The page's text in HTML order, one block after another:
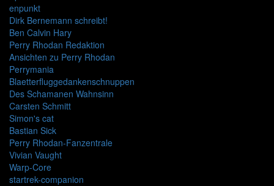
enpunkt
Dirk Bernemann schreibt!
Ben Calvin Hary
Perry Rhodan Redaktion
Ansichten zu Perry Rhodan
Perrymania
Blaetterfluggedankenschnuppen
Des Schamanen Wahnsinn
Carsten Schmitt
Simon's cat
Bastian Sick
Perry Rhodan-Fanzentrale
Vivian Vaught
Warp-Core
startrek-companion